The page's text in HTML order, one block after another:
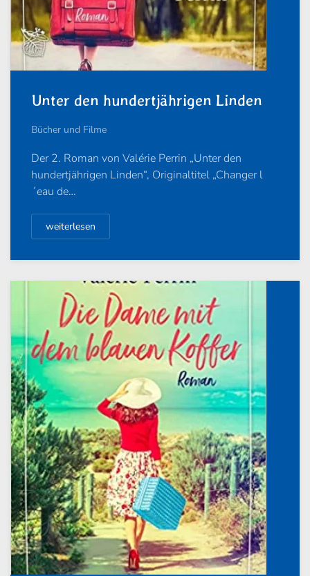
Unter den hundertjährigen Linden
Bücher und Filme
Der 2. Roman von Valérie Perrin „Unter den
hundertjährigen Linden“, Originaltitel „Changer l
´eau de…
weiterlesen